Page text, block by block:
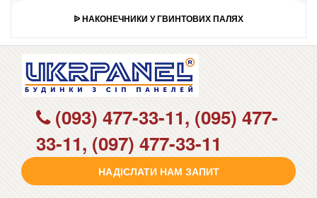
ᐉ НАКОНЕЧНИКИ У ГВИНТОВИХ ПАЛЯХ
(093) 477-33-11, (095) 477-
33-11, (097) 477-33-11
НАДІСЛАТИ НАМ ЗАПИТ